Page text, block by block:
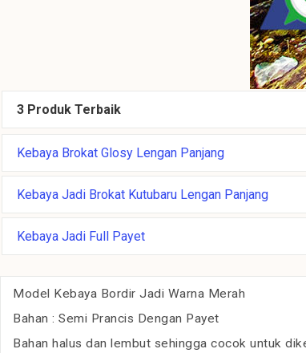
3 Produk Terbaik
Kebaya Brokat Glosy Lengan Panjang
Kebaya Jadi Brokat Kutubaru Lengan Panjang
Kebaya Jadi Full Payet
Model Kebaya Bordir Jadi Warna Merah
Bahan : Semi Prancis Dengan Payet
Bahan halus dan lembut sehingga cocok untuk